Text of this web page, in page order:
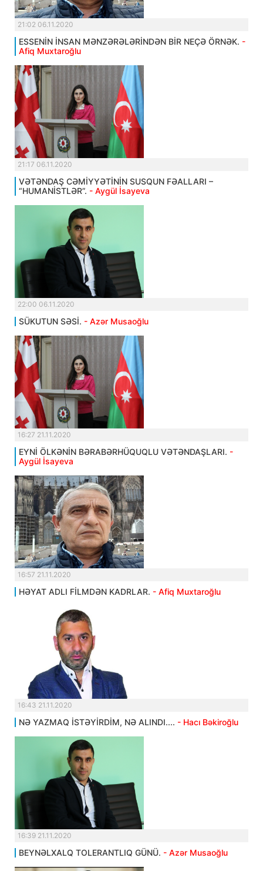
21:02 06.11.2020
ESSENİN İNSAN MƏNZƏRƏLƏRİNDƏN BİR NEÇƏ ÖRNƏK. -
Afiq Muxtaroğlu
21:17 06.11.2020
VƏTƏNDAŞ CƏMİYYƏTİNİN SUSQUN FƏALLARI –
“HUMANİSTLƏR”. - Aygül İsayeva
22:00 06.11.2020
SÜKUTUN SƏSİ. - Azər Musaoğlu
16:27 21.11.2020
EYNİ ÖLKƏNİN BƏRABƏRHÜQUQLU VƏTƏNDAŞLARI. -
Aygül İsayeva
16:57 21.11.2020
HƏYAT ADLI FİLMDƏN KADRLAR. - Afiq Muxtaroğlu
16:43 21.11.2020
NƏ YAZMAQ İSTƏYİRDİM, NƏ ALINDI.... - Hacı Bəkiroğlu
16:39 21.11.2020
BEYNƏLXALQ TOLERANTLIQ GÜNÜ. - Azər Musaoğlu